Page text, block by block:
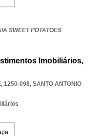
SWEET POTATOES
Imobiliários,
1250-098, SANTO ANTONIO